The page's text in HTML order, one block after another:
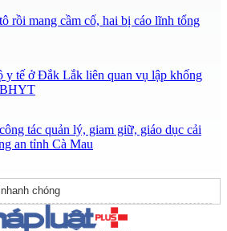
rồi mang cầm cố, hai bị cáo lĩnh tổng
y tế ở Đắk Lắk liên quan vụ lập khống
BHYT
tác quản lý, giam giữ, giáo dục cải
an tỉnh Cà Mau
nhanh chóng